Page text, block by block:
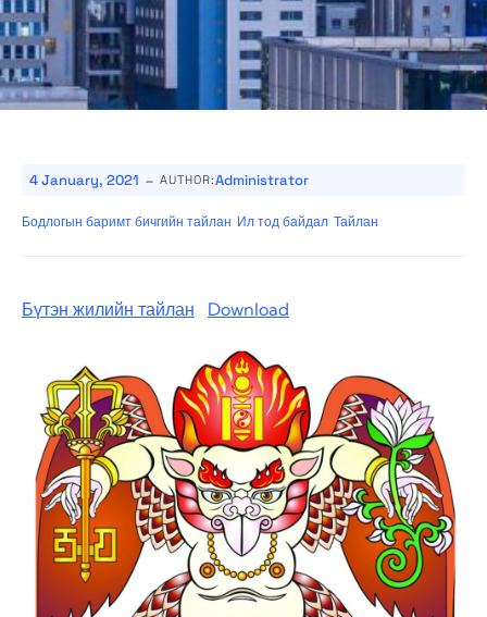
4 January, 2021 - AUTHOR:Administrator
Бодлогын баримт бичгийн тайлан Ил тод байдал Тайлан
Бүтэн жилийн тайлан Download